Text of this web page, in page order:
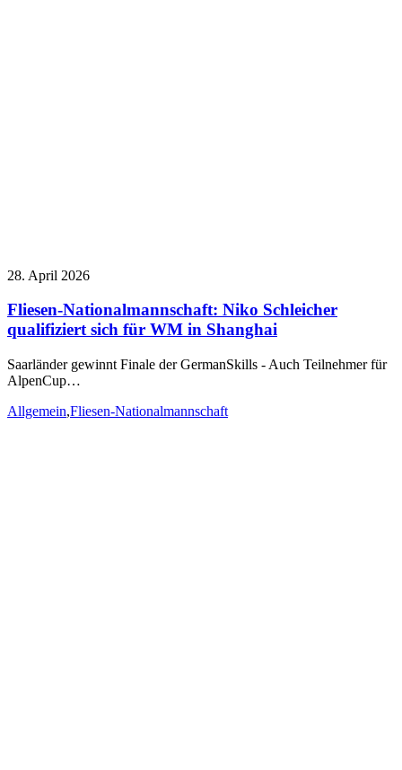
28. April 2026
Fliesen-Nationalmannschaft: Niko Schleicher
qualifiziert sich für WM in Shanghai
Saarländer gewinnt Finale der GermanSkills - Auch Teilnehmer für
AlpenCup…
Allgemein,Fliesen-Nationalmannschaft